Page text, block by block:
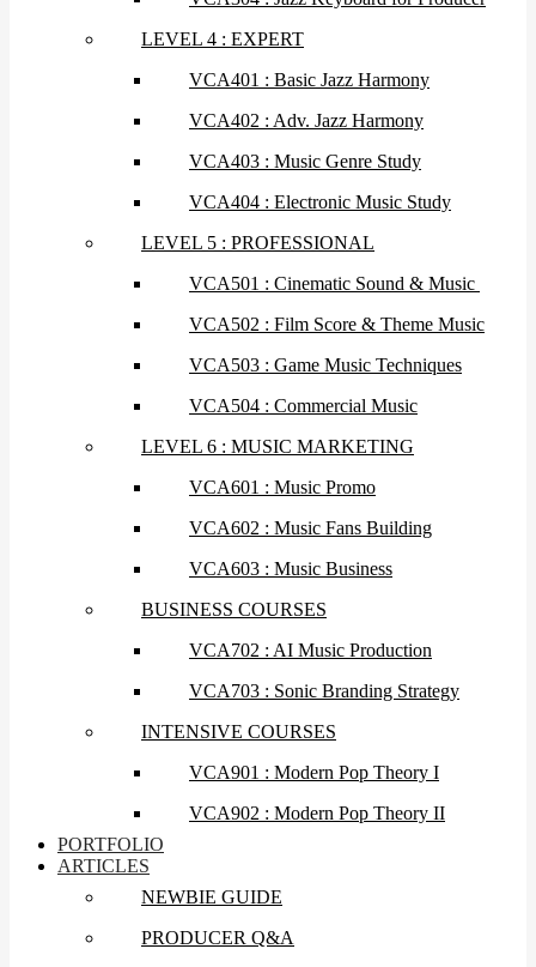
LEVEL 4 : EXPERT
VCA401 : Basic Jazz Harmony
VCA402 : Adv. Jazz Harmony
VCA403 : Music Genre Study
VCA404 : Electronic Music Study
LEVEL 5 : PROFESSIONAL
VCA501 : Cinematic Sound & Music
VCA502 : Film Score & Theme Music
VCA503 : Game Music Techniques
VCA504 : Commercial Music
LEVEL 6 : MUSIC MARKETING
VCA601 : Music Promo
VCA602 : Music Fans Building
VCA603 : Music Business
BUSINESS COURSES
VCA702 : AI Music Production
VCA703 : Sonic Branding Strategy
INTENSIVE COURSES
VCA901 : Modern Pop Theory I
VCA902 : Modern Pop Theory II
PORTFOLIO
ARTICLES
NEWBIE GUIDE
PRODUCER Q&A